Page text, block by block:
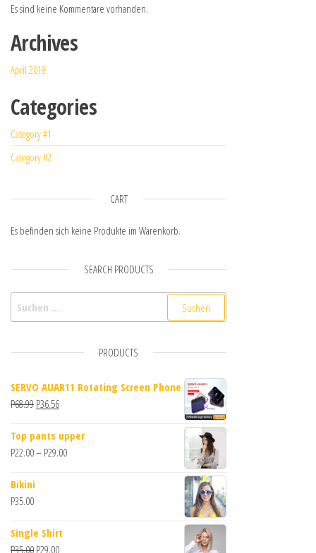
Es sind keine Kommentare vorhanden.
Archives
April 2019
Categories
Category #1
Category #2
CART
Es befinden sich keine Produkte im Warenkorb.
SEARCH PRODUCTS
PRODUCTS
SERVO AUAR11 Rotating Screen Phone
P68.99 Ursprünglicher Preis war: P68.99
P36.56Aktueller Preis ist: P36.56.
Top pants upper
P22.00– P29.00Preisspanne: P22.00 bis P29.00
Bikini
P35.00
Single Shirt
P35.00 Ursprünglicher Preis war: P35.00
P29.00Aktueller Preis ist: P29.00.